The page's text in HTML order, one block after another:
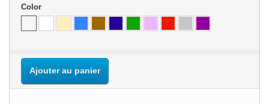
Color
Ajouter au panier